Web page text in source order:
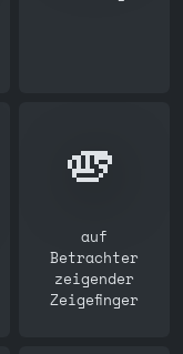
🫵
auf
Betrachter
zeigender
Zeigefinger